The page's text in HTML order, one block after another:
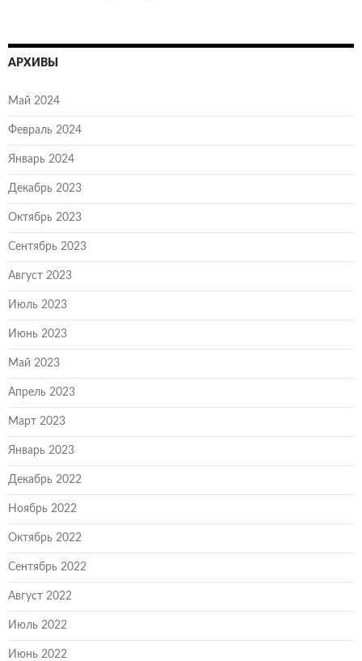
АРХИВЫ
Май 2024
Февраль 2024
Январь 2024
Декабрь 2023
Октябрь 2023
Сентябрь 2023
Август 2023
Июль 2023
Июнь 2023
Май 2023
Апрель 2023
Март 2023
Январь 2023
Декабрь 2022
Ноябрь 2022
Октябрь 2022
Сентябрь 2022
Август 2022
Июль 2022
Июнь 2022